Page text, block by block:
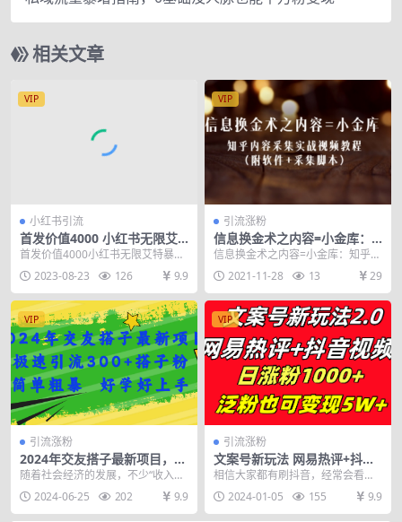
相关文章
VIP
小红书引流
首发价值4000 小红书无限艾
特暴力引流创业粉 精准粉揭秘
教程
首发价值4000小红书无限艾特暴力
引流创业粉精准粉揭秘教程价值四
千，不信你找专业...
2023-08-23 126 9.9
VIP
引流涨粉
信息换金术之内容=小金库：
知乎内容采集实战视频教程
（附软件+采集脚本）
信息换金术之内容=小金库：知乎内
容采集实战视频教程（附软件+采集
脚本） 把下布穿...
2021-11-28 13 29
VIP
引流涨粉
2024年交友搭子最新项目，极
速引流300+搭子粉，简单粗
随着社会经济的发展，不少“收入稳
定、独立自由的年轻人们因为某种
原因离开家庭选择独...
2024-06-25 202 9.9
VIP
引流涨粉
文案号新玩法 网易热评+抖音
文案 一天涨粉1000+ 多种变现
相信大家都有刷抖音，经常会看到
一个视频或一张图片配一个文案，
这种其实就是文案号。...
2024-01-05 155 9.9